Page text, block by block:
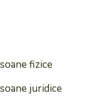
fizice
juridice